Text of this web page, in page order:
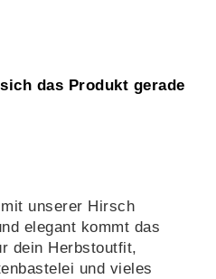
das Produkt gerade
unserer Hirsch
elegant kommt das
dein Herbstoutfit,
und vieles